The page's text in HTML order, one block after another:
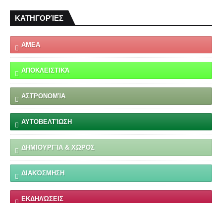
ΚΑΤΗΓΟΡΊΕΣ
ΑΜΕΑ
ΑΠΟΚΛΕΙΣΤΙΚΆ
ΑΣΤΡΟΝΟΜΊΑ
ΑΥΤΟΒΕΛΤΊΩΣΗ
ΔΗΜΙΟΥΡΓΊΑ & ΧΏΡΟΣ
ΔΙΑΚΌΣΜΗΣΗ
ΕΚΔΗΛΏΣΕΙΣ